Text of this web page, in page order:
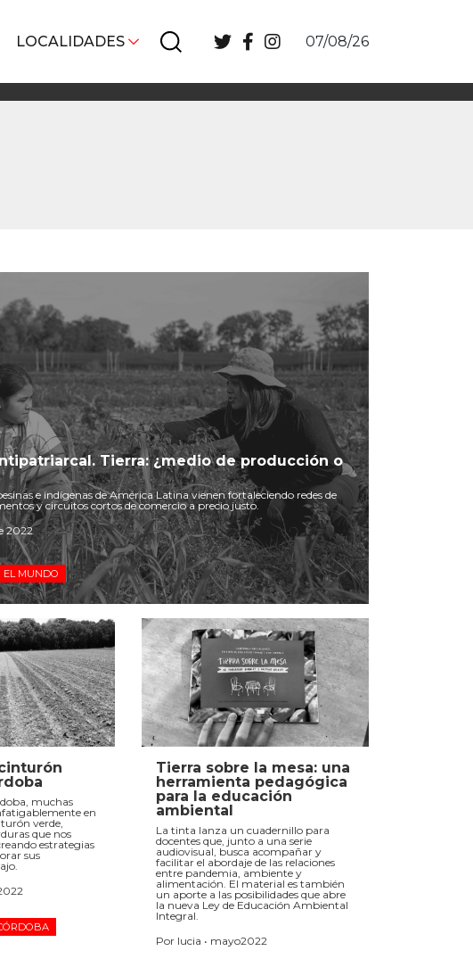
LOCALIDADES 07/08/26
Tierra: ¿medio de producción o
e indígenas de América Latina vienen fortaleciendo redes de
y circuitos cortos de comercio a precio justo.
2022
EL MUNDO
muchas
en
verde,
que nos
estrategias
sus
Tierra sobre la mesa: una
herramienta pedagógica
para la educación
ambiental
La tinta lanza un cuadernillo para
docentes que, junto a una serie
audiovisual, busca acompañar y
facilitar el abordaje de las relaciones
entre pandemia, ambiente y
alimentación. El material es también
un aporte a las posibilidades que abre
la nueva Ley de Educación Ambiental
Integral.
Por lucia • mayo2022